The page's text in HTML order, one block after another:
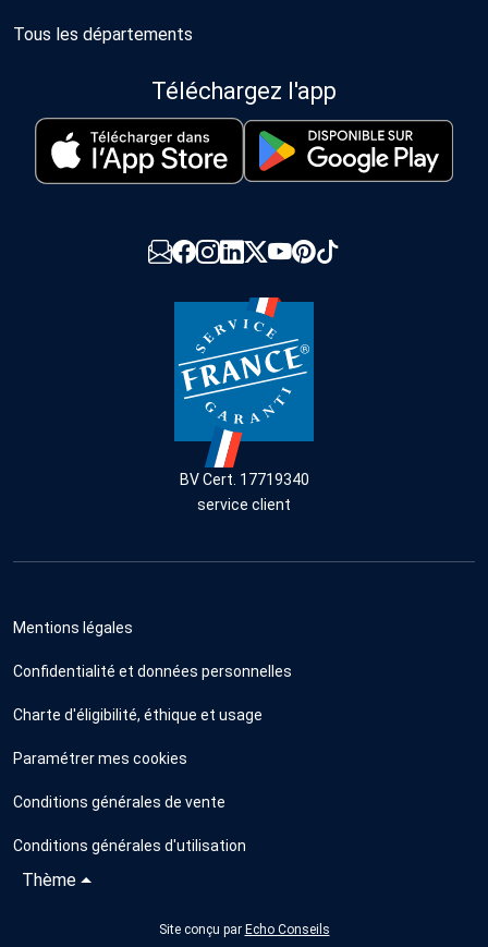
Tous les départements
Téléchargez l'app
BV Cert. 17719340
service client
Mentions légales
Confidentialité et données personnelles
Charte d'éligibilité, éthique et usage
Paramétrer mes cookies
Conditions générales de vente
Conditions générales d'utilisation
Thème
Site conçu par Echo Conseils